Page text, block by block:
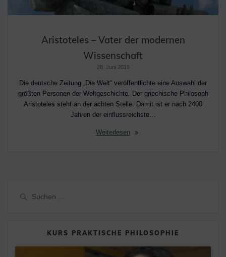
Aristoteles – Vater der modernen
Wissenschaft
28. Juni 2019
Die deutsche Zeitung „Die Welt“ veröffentlichte eine Auswahl der
größten Personen der Weltgeschichte. Der griechische Philosoph
Aristoteles steht an der achten Stelle. Damit ist er nach 2400
Jahren der einflussreichste…
Weiterlesen
KURS PRAKTISCHE PHILOSOPHIE